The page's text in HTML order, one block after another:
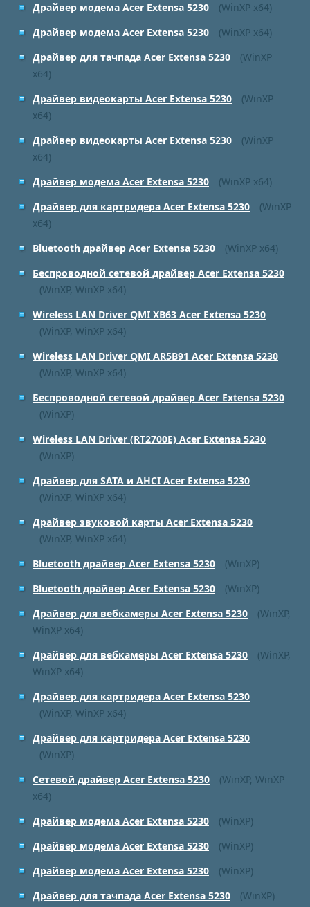
Драйвер модема Acer Extensa 5230
(WinXP x64)
Драйвер модема Acer Extensa 5230
(WinXP x64)
Драйвер для тачпада Acer Extensa 5230
(WinXP
x64)
Драйвер видеокарты Acer Extensa 5230
(WinXP
x64)
Драйвер видеокарты Acer Extensa 5230
(WinXP
x64)
Драйвер модема Acer Extensa 5230
(WinXP x64)
Драйвер для картридера Acer Extensa 5230
(WinXP
x64)
Bluetooth драйвер Acer Extensa 5230
(WinXP x64)
Беспроводной сетевой драйвер Acer Extensa 5230
(WinXP, WinXP x64)
Wireless LAN Driver QMI XB63 Acer Extensa 5230
(WinXP, WinXP x64)
Wireless LAN Driver QMI AR5B91 Acer Extensa 5230
(WinXP, WinXP x64)
Беспроводной сетевой драйвер Acer Extensa 5230
(WinXP)
Wireless LAN Driver (RT2700E) Acer Extensa 5230
(WinXP)
Драйвер для SATA и AHCI Acer Extensa 5230
(WinXP, WinXP x64)
Драйвер звуковой карты Acer Extensa 5230
(WinXP, WinXP x64)
Bluetooth драйвер Acer Extensa 5230
(WinXP)
Bluetooth драйвер Acer Extensa 5230
(WinXP)
Драйвер для вебкамеры Acer Extensa 5230
(WinXP,
WinXP x64)
Драйвер для вебкамеры Acer Extensa 5230
(WinXP,
WinXP x64)
Драйвер для картридера Acer Extensa 5230
(WinXP, WinXP x64)
Драйвер для картридера Acer Extensa 5230
(WinXP)
Сетевой драйвер Acer Extensa 5230
(WinXP, WinXP
x64)
Драйвер модема Acer Extensa 5230
(WinXP)
Драйвер модема Acer Extensa 5230
(WinXP)
Драйвер модема Acer Extensa 5230
(WinXP)
Драйвер для тачпада Acer Extensa 5230
(WinXP)